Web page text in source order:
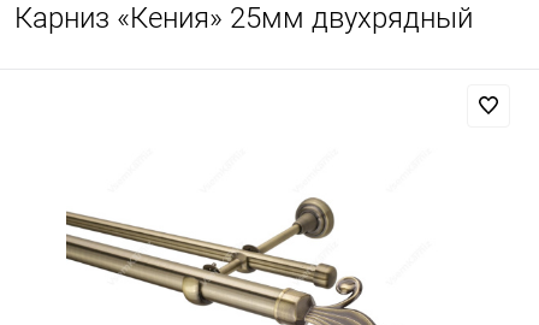
Карниз «Кения» 25мм двухрядный